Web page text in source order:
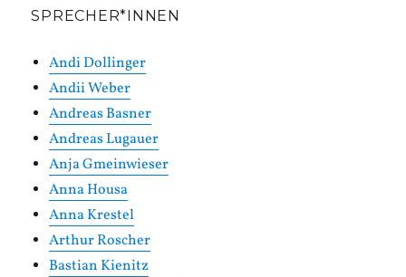
SPRECHER*INNEN
Andi Dollinger
Andii Weber
Andreas Basner
Andreas Lugauer
Anja Gmeinwieser
Anna Housa
Anna Krestel
Arthur Roscher
Bastian Kienitz